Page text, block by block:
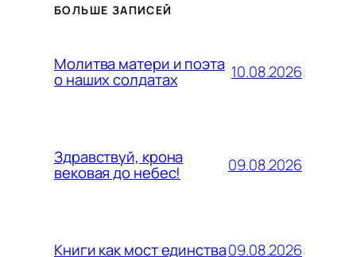
БОЛЬШЕ ЗАПИСЕЙ
Молитва матери и поэта
о наших солдатах 10.08.2026
Здравствуй, крона
вековая до небес! 09.08.2026
Книги как мост единства09.08.2026